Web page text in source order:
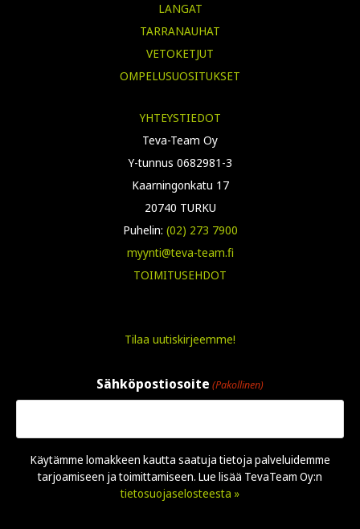
LANGAT
TARRANAUHAT
VETOKETJUT
OMPELUSUOSITUKSET
YHTEYSTIEDOT
Teva-Team Oy
Y-tunnus 0682981-3
Kaarningonkatu 17
20740 TURKU
Puhelin: (02) 273 7900
myynti@teva-team.fi
TOIMITUSEHDOT
Tilaa uutiskirjeemme!
Sähköpostiosoite (Pakollinen)
Käytämme lomakkeen kautta saatuja tietoja palveluidemme
tarjoamiseen ja toimittamiseen. Lue lisää TevaTeam Oy:n
tietosuojaselosteesta »